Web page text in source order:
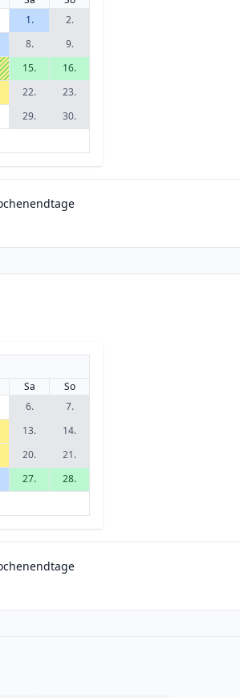
1.
2.
8.
9.
15.
16.
22.
23.
29.
30.
Sa
So
6.
7.
13.
14.
20.
21.
27.
28.